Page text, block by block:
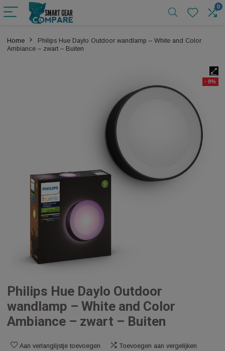
Home
Philips Hue Daylo Outdoor wandlamp – White and Color
Philips Hue Daylo Outdoor
wandlamp – White and Color